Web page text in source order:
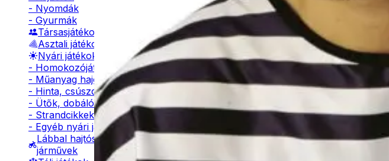
- Nyomdák
- Gyurmák
Társasjátékok
Asztali játékok
Nyári játékok
- Homokozójátékok
- Műanyag hajók
- Hinta, csúszda
- Ütők, dobálók
- Strandcikkek
- Egyéb nyári játékok
Lábbal hajtós
járművek
Fém bilincs